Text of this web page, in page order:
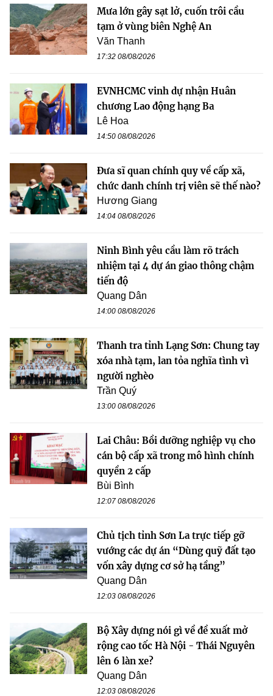
Mưa lớn gây sạt lở, cuốn trôi cầu
tạm ở vùng biên Nghệ An
Văn Thanh
17:32 08/08/2026
EVNHCMC vinh dự nhận Huân
chương Lao động hạng Ba
Lê Hoa
14:50 08/08/2026
Đưa sĩ quan chính quy về cấp xã,
chức danh chính trị viên sẽ thế nào?
Hương Giang
14:04 08/08/2026
Ninh Bình yêu cầu làm rõ trách
nhiệm tại 4 dự án giao thông chậm
tiến độ
Quang Dân
14:00 08/08/2026
Thanh tra tỉnh Lạng Sơn: Chung tay
xóa nhà tạm, lan tỏa nghĩa tình vì
người nghèo
Trần Quý
13:00 08/08/2026
Lai Châu: Bồi dưỡng nghiệp vụ cho
cán bộ cấp xã trong mô hình chính
quyền 2 cấp
Bùi Bình
12:07 08/08/2026
Chủ tịch tỉnh Sơn La trực tiếp gỡ
vướng các dự án “Dùng quỹ đất tạo
vốn xây dựng cơ sở hạ tầng”
Quang Dân
12:03 08/08/2026
Bộ Xây dựng nói gì về đề xuất mở
rộng cao tốc Hà Nội - Thái Nguyên
lên 6 làn xe?
Quang Dân
12:03 08/08/2026